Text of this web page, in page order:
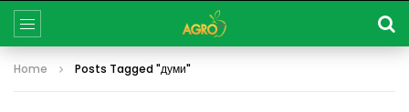
Home Posts Tagged "думи"